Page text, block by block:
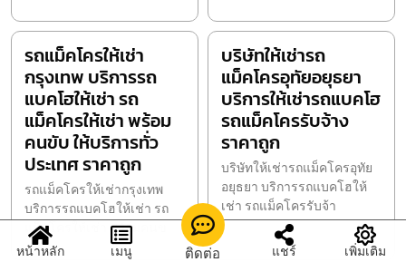
รถแม็คโครให้เช่า
กรุงเทพ บริการรถ
แบคโฮให้เช่า รถ
แม็คโครให้เช่า พร้อม
คนขับ ให้บริการทั่ว
ประเทศ ราคาถูก
รถแม็คโครให้เช่ากรุงเทพ
บริการรถแบคโฮให้เช่า รถ
แม็คโครให้เช่า พร้อมคนข
บริษัทให้เช่ารถ
แม็คโครอุทัยอยุธยา
บริการให้เช่ารถแบคโฮ
รถแม็คโครรับจ้าง
ราคาถูก
บริษัทให้เช่ารถแม็คโครอุทัย
อยุธยา บริการรถแบคโฮให้
เช่า รถแม็คโครรับจ้า
หน้าหลัก เมนู ติดต่อ แชร์ เพิ่มเติม